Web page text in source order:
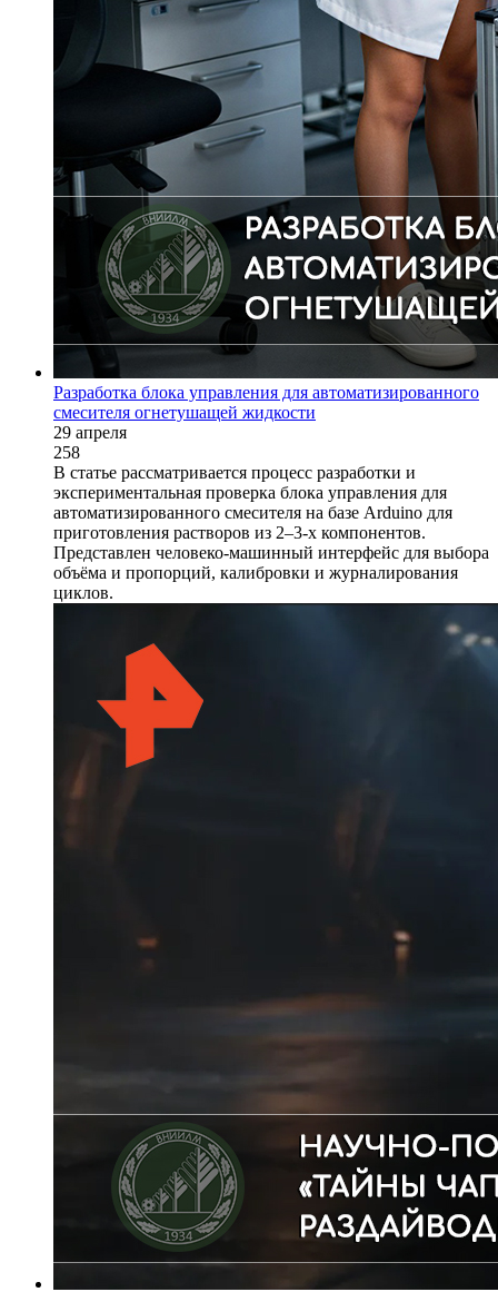
Разработка блока управления для автоматизированного
смесителя огнетушащей жидкости
29 апреля
258
В статье рассматривается процесс разработки и
экспериментальная проверка блока управления для
автоматизированного смесителя на базе Arduino для
приготовления растворов из 2–3-х компонентов.
Представлен человеко-машинный интерфейс для выбора
объёма и пропорций, калибровки и журналирования
циклов.